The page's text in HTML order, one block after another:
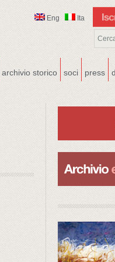
Eng Ita
archivio storico soci press